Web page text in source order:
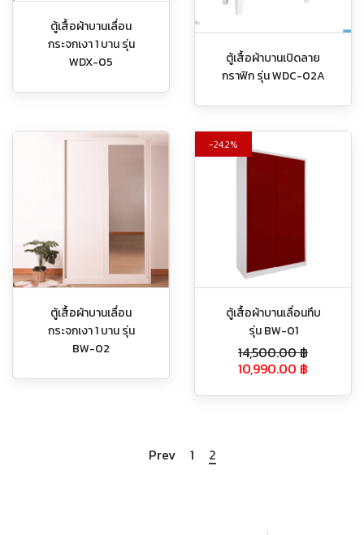
ตู้เสื้อผ้าบานเลื่อน
กระจกเงา 1 บาน รุ่น
WDX-05
ตู้เสื้อผ้าบานเปิดลาย
กราฟิก รุ่น WDC-02A
ตู้เสื้อผ้าบานเลื่อน
กระจกเงา 1 บาน รุ่น
BW-02
24.2%
ตู้เสื้อผ้าบานเลื่อนทึบ
รุ่น BW-01
14,500.00฿
10,990.00 ฿
Prev 1 2